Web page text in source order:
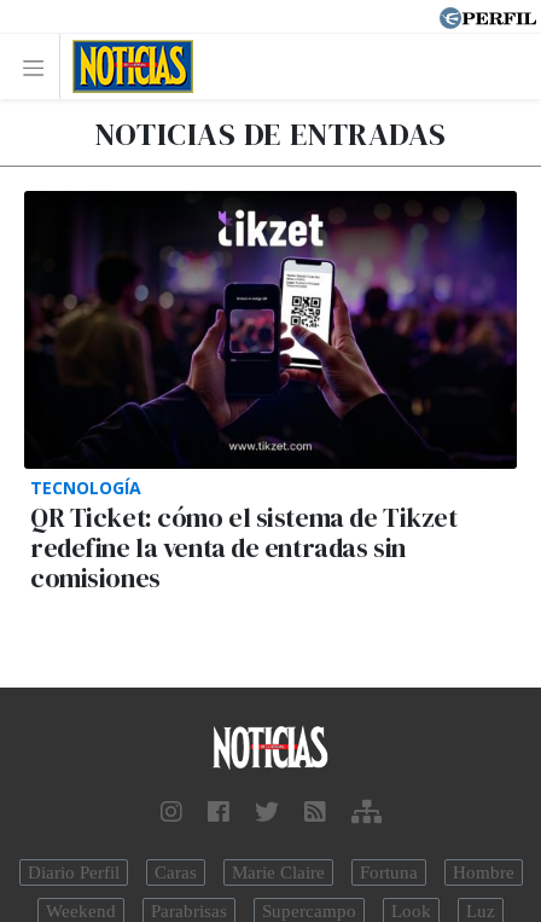
NOTICIAS DE ENTRADAS
TECNOLOGÍA
QR Ticket: cómo el sistema de Tikzet
redefine la venta de entradas sin
comisiones
Diario Perfil Caras Marie Claire Fortuna
Hombre
Weekend
Parabrisas Supercampo Look
Luz